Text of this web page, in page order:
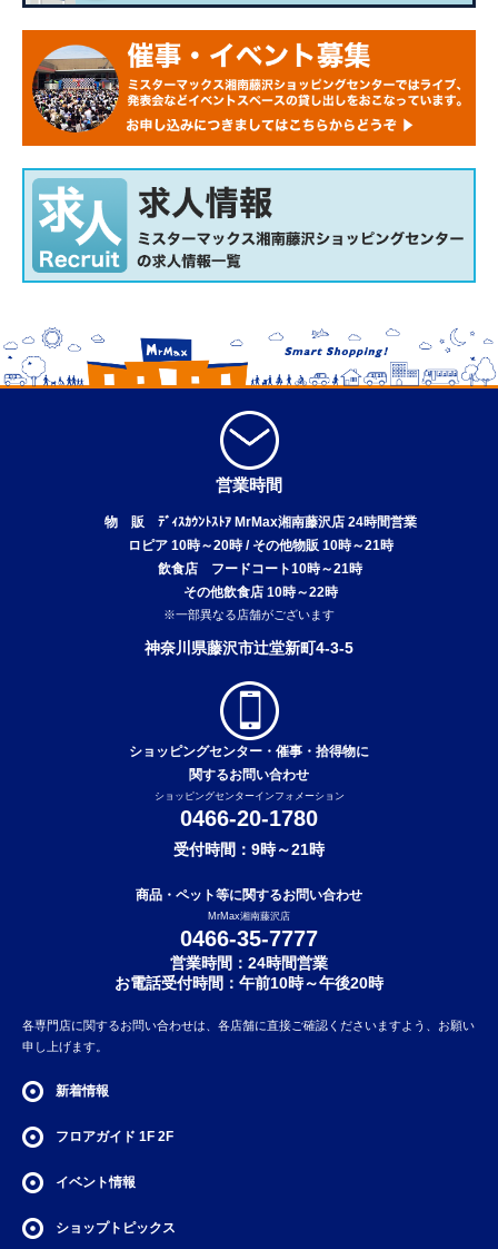
営業時間
物 販 ﾃﾞｨｽｶｳﾝﾄｽﾄｱ MrMax湘南藤沢店 24時間営業
ロピア 10時～20時 / その他物販 10時～21時
飲食店 フードコート10時～21時
その他飲食店 10時～22時
※一部異なる店舗がございます
神奈川県藤沢市辻堂新町4-3-5
ショッピングセンター・催事・拾得物に
関するお問い合わせ
ショッピングセンターインフォメーション
0466-20-1780
受付時間：9時～21時
商品・ペット等に関するお問い合わせ
MrMax湘南藤沢店
0466-35-7777
営業時間：24時間営業
お電話受付時間：午前10時～午後20時
各専門店に関するお問い合わせは、各店舗に直接ご確認くださいますよう、お願い
申し上げます。
新着情報
フロアガイド 1F 2F
イベント情報
ショップトピックス